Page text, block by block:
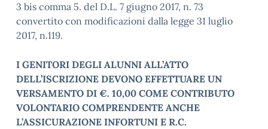
3 bis comma 5. del D.L. 7 giugno 2017, n. 73
convertito con modificazioni dalla legge 31 luglio
2017, n.119.
I GENITORI DEGLI ALUNNI ALL’ATTO
DELL’ISCRIZIONE DEVONO EFFETTUARE UN
VERSAMENTO DI €. 10,00 COME CONTRIBUTO
VOLONTARIO COMPRENDENTE ANCHE
L’ASSICURAZIONE INFORTUNI E R.C.